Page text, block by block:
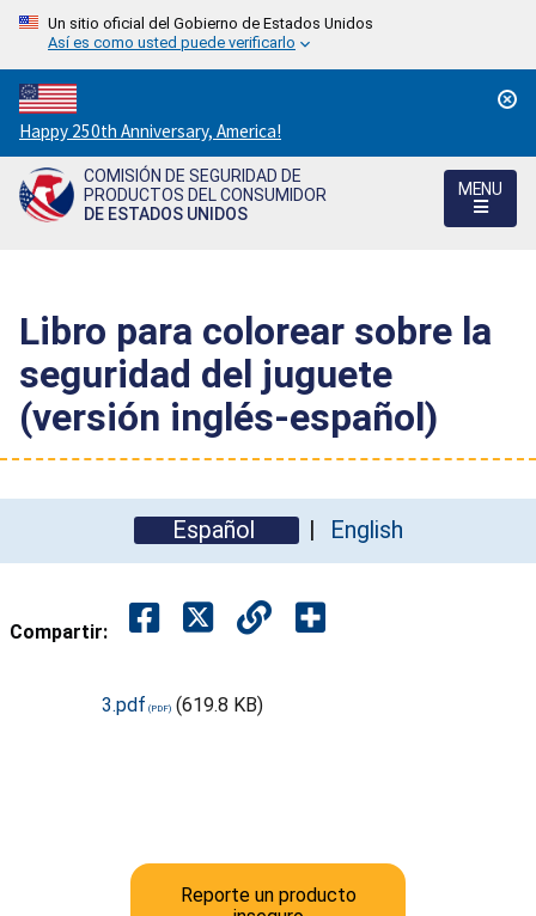
Un sitio oficial del Gobierno de Estados Unidos
Así es como usted puede verificarlo
Countdown
to
America's
250th
Happy 250th Anniversary, America!
COMISIÓN DE SEGURIDAD DE
PRODUCTOS DEL CONSUMIDOR
DE ESTADOS UNIDOS
MENU
Libro para colorear sobre la
seguridad del juguete
(versión inglés-español)
Español English
Compartir:
3.pdf (619.8 KB)
Reporte un producto